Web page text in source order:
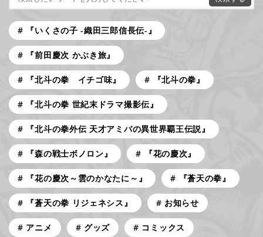
『いくさの子 -織田三郎信長伝-』
『前田慶次 かぶき旅』
『北斗の拳 イチゴ味』 『北斗の拳』
『北斗の拳 世紀末ドラマ撮影伝』
『北斗の拳外伝 天才アミバの異世界覇王伝説』
『森の戦士ボノロン』 『花の慶次』
『花の慶次～雲のかなたに～』 『蒼天の拳』
『蒼天の拳 リジェネシス』 お知らせ
アニメ グッズ コミックス